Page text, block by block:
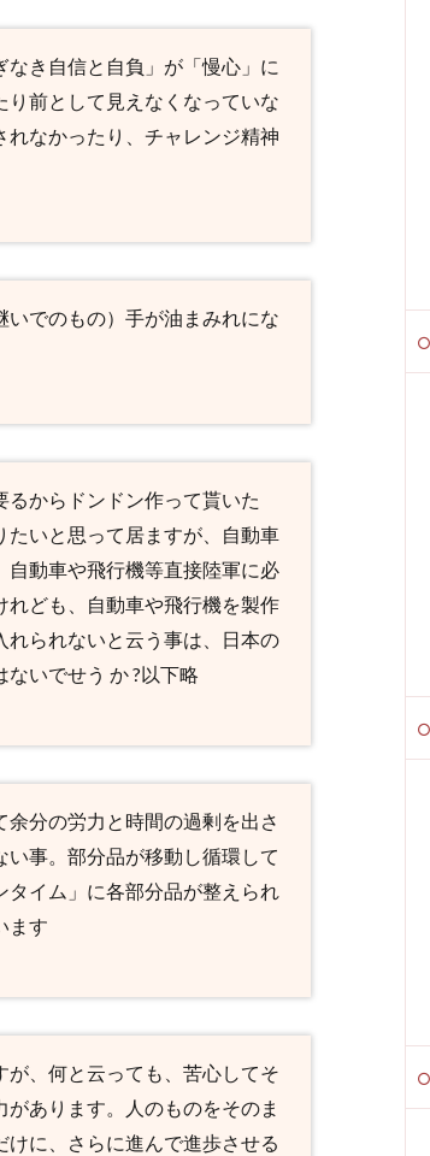
き自信と自負」が「慢心」に
前として見えなくなっていな
なかったり、チャレンジ精神
いでのもの）手が油まみれにな
るからドンドン作って貰いた
いと思って居ますが、自動車
自動車や飛行機等直接陸軍に必
ども、自動車や飛行機を製作
られないと云う事は、日本の
いでせう か ?以下略
分の労力と時間の過剰を出さ
事。部分品が移動し循環して
イム」に各部分品が整えられ
ます
、何と云っても、苦心してそ
あります。人のものをそのま
に、さらに進んで進歩させる